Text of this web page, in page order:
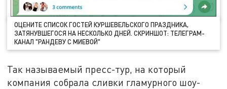
ОЦЕНИТЕ СПИСОК ГОСТЕЙ КУРШЕВЕЛЬСКОГО ПРАЗДНИКА,
ЗАТЯНУВШЕГОСЯ НА НЕСКОЛЬКО ДНЕЙ. СКРИНШОТ: ТЕЛЕГРАМ-
КАНАЛ "РАНДЕВУ С МИЕВОЙ"
Так называемый пресс-тур, на который
компания собрала сливки гламурного шоу-